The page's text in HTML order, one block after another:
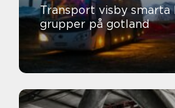
Transport visby smarta lösningar för
grupper på gotland